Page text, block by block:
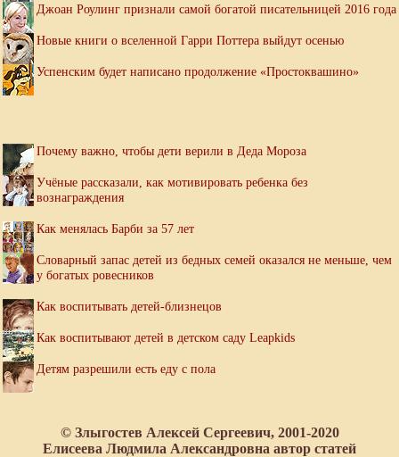
Джоан Роулинг признали самой богатой писательницей 2016 года
Новые книги о вселенной Гарри Поттера выйдут осенью
Успенским будет написано продолжение «Простоквашино»
Почему важно, чтобы дети верили в Деда Мороза
Учёные рассказали, как мотивировать ребенка без
вознаграждения
Как менялась Барби за 57 лет
Словарный запас детей из бедных семей оказался не меньше, чем
у богатых ровесников
Как воспитывать детей-близнецов
Как воспитывают детей в детском саду Leapkids
Детям разрешили есть еду с пола
© Злыгостев Алексей Сергеевич, 2001-2020
Елисеева Людмила Александровна автор статей